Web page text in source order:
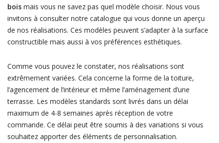
boismais vous ne savez pas quel modèle choisir. Nous vous
invitons à consulter notre catalogue qui vous donne un aperçu
de nos réalisations. Ces modèles peuvent s’adapter à la surface
constructible mais aussi à vos préférences esthétiques.
Comme vous pouvez le constater, nos réalisations sont
extrêmement variées. Cela concerne la forme de la toiture,
l’agencement de l’intérieur et même l’aménagement d’une
terrasse. Les modèles standards sont livrés dans un délai
maximum de 4-8 semaines après réception de votre
commande. Ce délai peut être soumis à des variations si vous
souhaitez apporter des éléments de personnalisation.